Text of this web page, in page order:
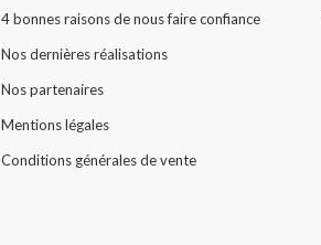
4 bonnes raisons de nous faire confiance
Nos dernières réalisations
Nos partenaires
Mentions légales
Conditions générales de vente